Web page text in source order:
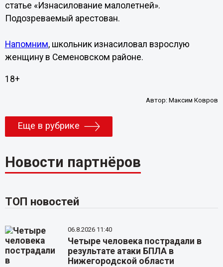
статье «Изнасилование малолетней».
Подозреваемый арестован.
Напомним, школьник изнасиловал взрослую
женщину в Семеновском районе.
18+
Автор:Максим Ковров
Еще в рубрике
Новости партнёров
ТОП новостей
06.8.2026 11:40
Четыре человека пострадали в
результате атаки БПЛА в
Нижегородской области